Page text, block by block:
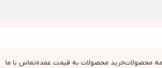
محصولاتخرید محصولات به قیمت عمدهتماس با ما